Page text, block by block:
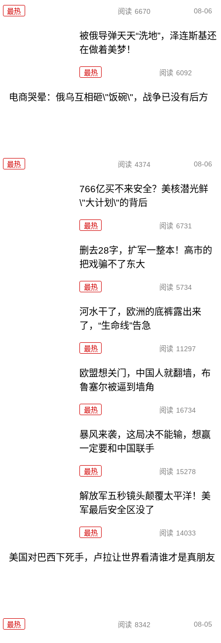
最热 阅读 6670 08-06
被俄导弹天天“洗地”，泽连斯基还
在做着美梦！
最热 阅读 6092
电商哭晕：俄乌互相砸\"饭碗\"，战争已没有后方
最热 阅读 4374 08-06
766亿买不来安全？美核潜光鲜
\"大计划\"的背后
最热 阅读 6731
删去28字，扩军一整本！高市的
把戏骗不了东大
最热 阅读 5734
河水干了，欧洲的底裤露出来
了，“生命线”告急
最热 阅读 11297
欧盟想关门，中国人就翻墙，布
鲁塞尔被逼到墙角
最热 阅读 16734
暴风来袭，这局决不能输，想赢
一定要和中国联手
最热 阅读 15278
解放军五秒镜头颠覆太平洋！美
军最后安全区没了
最热 阅读 14033
美国对巴西下死手，卢拉让世界看清谁才是真朋友
最热 阅读 8342 08-05